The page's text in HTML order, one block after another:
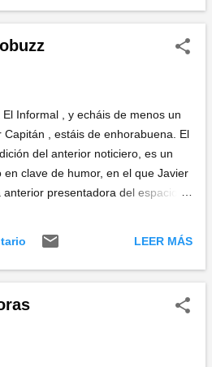
final, por más que Uribarri o a
elección acertada. Entre otras, por
es un puro disparate. Eurovisión
Y puestos a perder, mejor
estamos hartos de una industria
que hasta hoy ha decidido qu...
Informal , y echáis de menos un
Capitán , estáis de enhorabuena. El
del anterior noticiero, es un
clave de humor, en el que Javier
presentadora del espacio- y
forma estupenda de mantenerse
Javier Capitán nos cuenta en su
proyecto .
LEER MÁS